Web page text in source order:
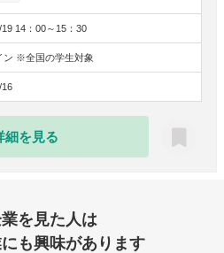
14：00～15：30
ン ※全国の学生対象
16
細を見る
を見た人は
も興味があります